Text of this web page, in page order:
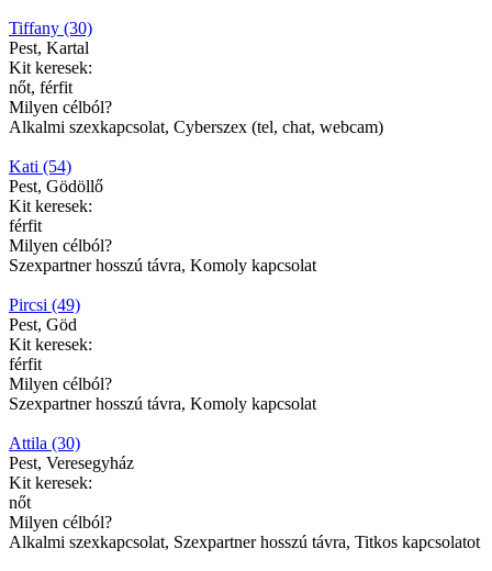
Tiffany (30)
Pest, Kartal
Kit keresek:
nőt, férfit
Milyen célból?
Alkalmi szexkapcsolat, Cyberszex (tel, chat, webcam)
Kati (54)
Pest, Gödöllő
Kit keresek:
férfit
Milyen célból?
Szexpartner hosszú távra, Komoly kapcsolat
Pircsi (49)
Pest, Göd
Kit keresek:
férfit
Milyen célból?
Szexpartner hosszú távra, Komoly kapcsolat
Attila (30)
Pest, Veresegyház
Kit keresek:
nőt
Milyen célból?
Alkalmi szexkapcsolat, Szexpartner hosszú távra, Titkos kapcsolatot